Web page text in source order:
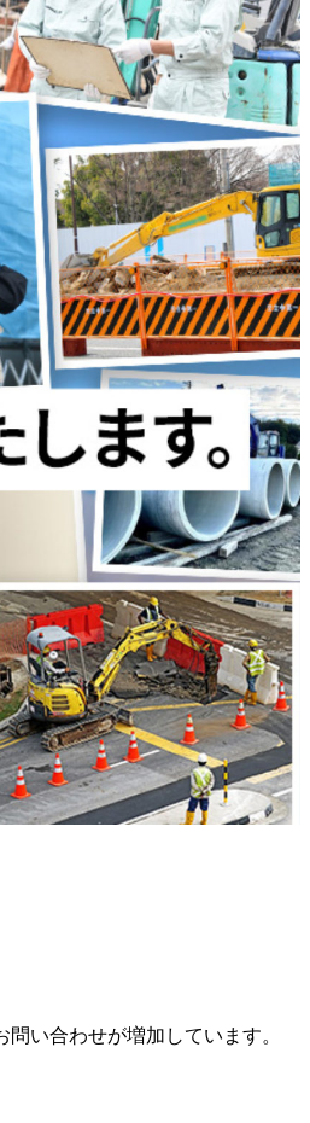
い合わせが増加しています。